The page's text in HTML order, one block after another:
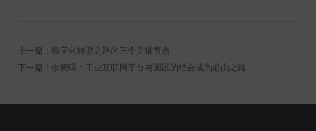
上一篇：数字化转型之路的三个关键节点
下一篇：余晓晖：工业互联网平台与园区的结合成为必由之路